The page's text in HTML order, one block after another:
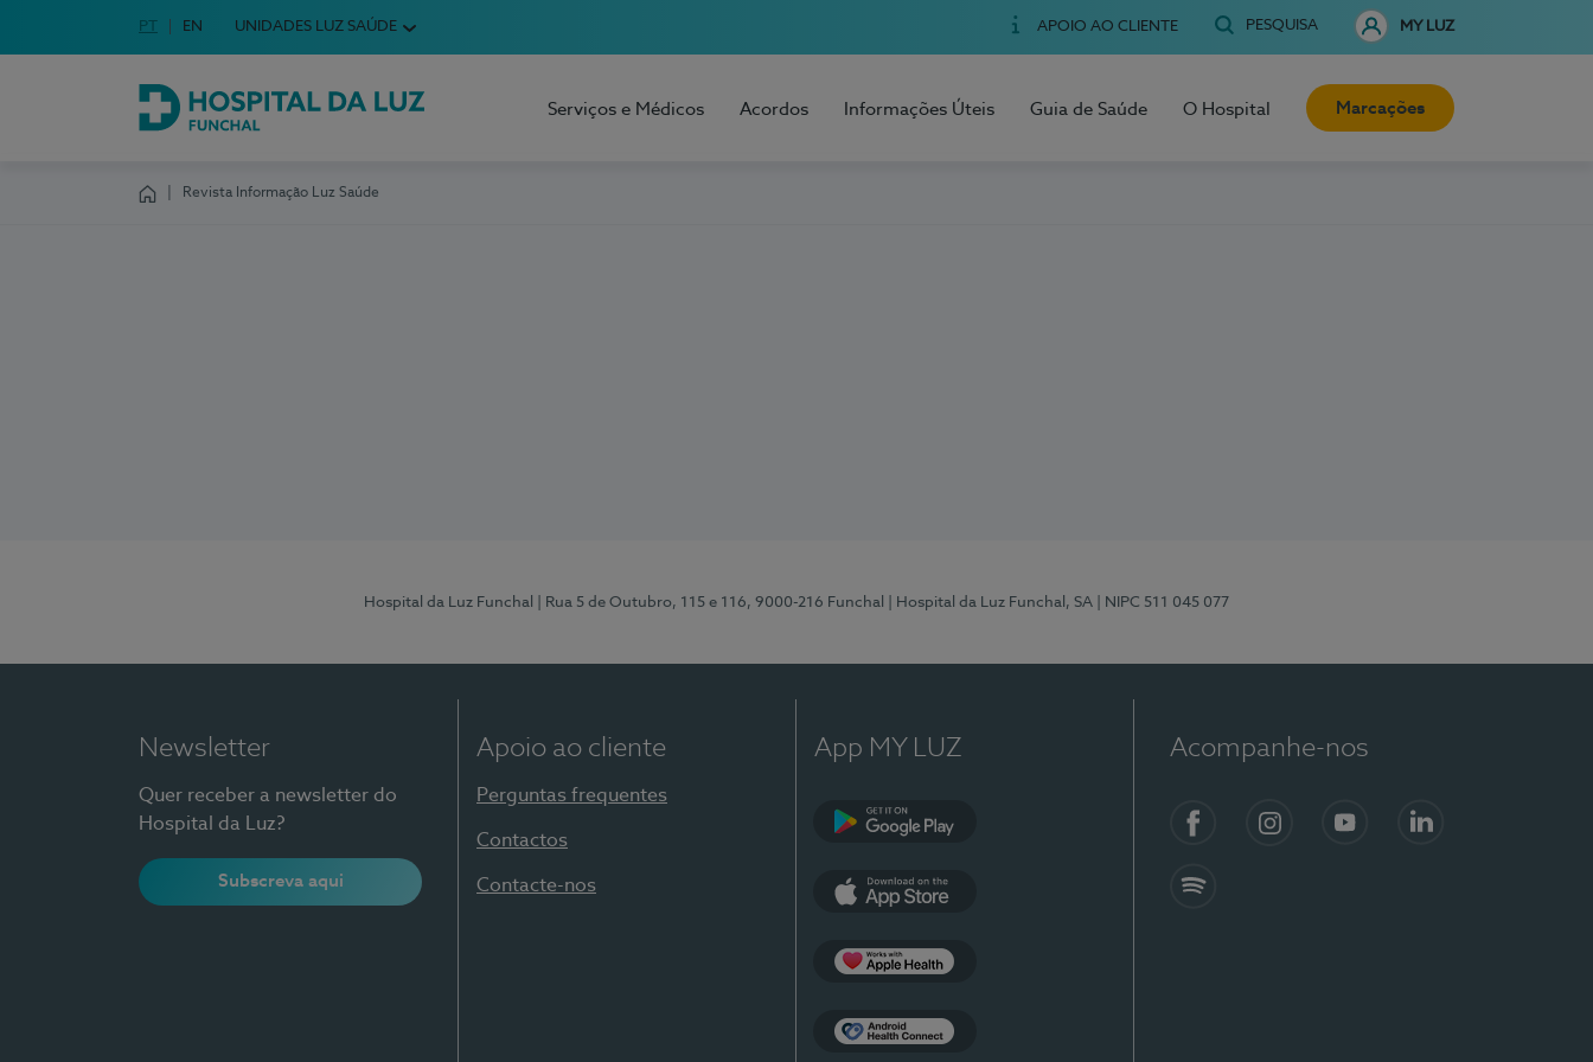
Escolha o seu idioma
Idioma em Português
PT English Language
EN UNIDADES LUZ SAÚDE APOIO AO CLIENTE PESQUISA MY LUZ
Hospital da Luz Funchal
Serviços e Médicos Acordos Informações Úteis Guia de Saúde O Hospital Marcações
Revista Informação Luz Saúde
Hospital da Luz Funchal | Rua 5 de Outubro, 115 e 116, 9000-216 Funchal | Hospital da Luz Funchal, SA | NIPC 511 045 077
Newsletter
Quer receber a newsletter do
Hospital da Luz?
Subscreva aqui
Apoio ao cliente
Perguntas frequentes
Contactos
Contacte-nos
App MY LUZ Acompanhe-nos